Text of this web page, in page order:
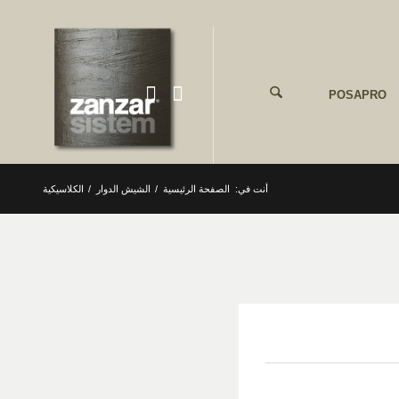
POSAPRO
أنت في: الصفحة الرئيسية / الشيش الدوار / الكلاسيكية